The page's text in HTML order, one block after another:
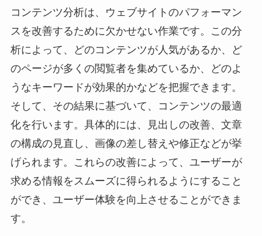
コンテンツ分析は、ウェブサイトのパフォーマン
スを改善するために欠かせない作業です。この分
析によって、どのコンテンツが人気があるか、ど
のページが多くの閲覧者を集めているか、どのよ
うなキーワードが効果的かなどを把握できます。
そして、その結果に基づいて、コンテンツの最適
化を行います。具体的には、見出しの改善、文章
の構成の見直し、画像の差し替えや修正などが挙
げられます。これらの改善によって、ユーザーが
求める情報をスムーズに得られるようにすること
ができ、ユーザー体験を向上させることができま
す。